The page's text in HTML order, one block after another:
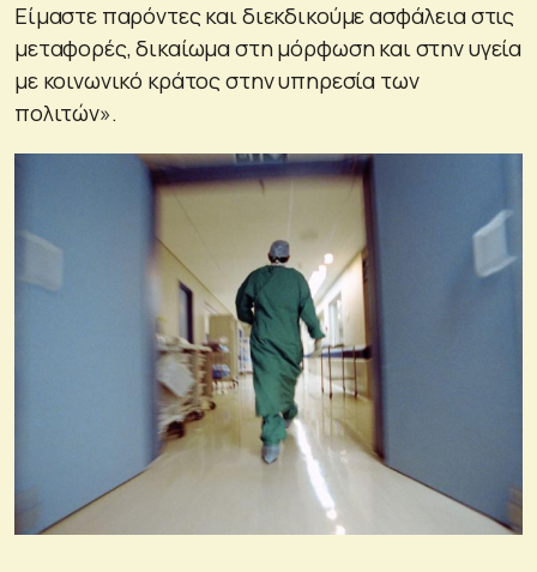
Είμαστε παρόντες και διεκδικούμε ασφάλεια στις
μεταφορές, δικαίωμα στη μόρφωση και στην υγεία
με κοινωνικό κράτος στην υπηρεσία των
πολιτών».